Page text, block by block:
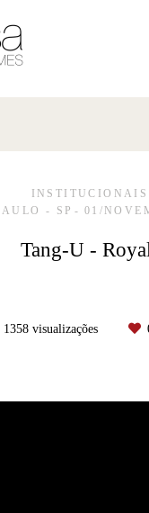
INSTITUCIONAIS
- SP
01/
Tang-U -
1358 visualizações